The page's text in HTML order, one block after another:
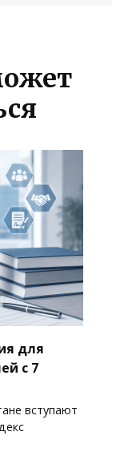
для
с 7
вступают